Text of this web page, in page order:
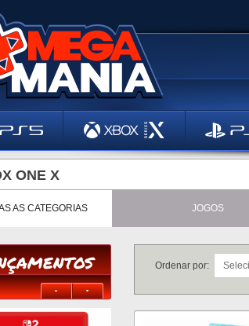
ONE X
AS CATEGORIAS JOGOS
Ordenar por: